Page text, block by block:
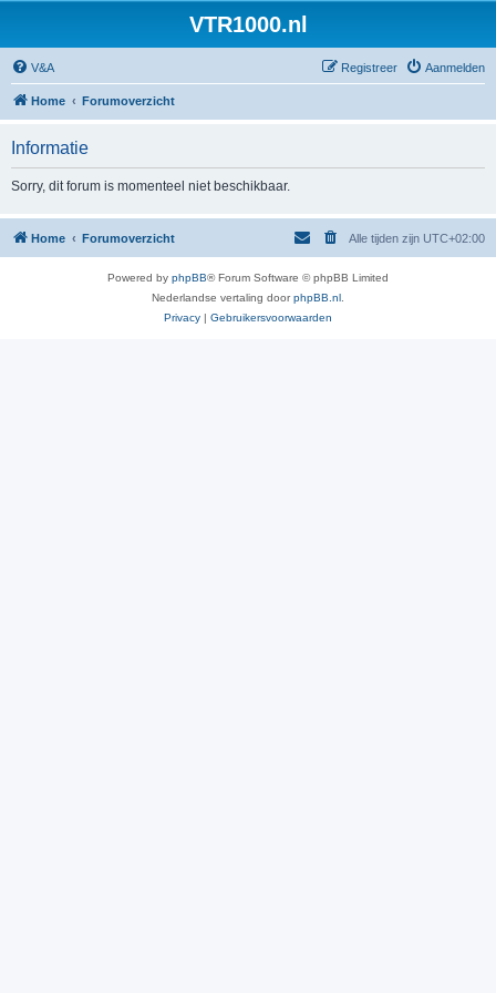
VTR1000.nl
V&A Aanmelden
Registreer
Home Forumoverzicht
Informatie
Sorry, dit forum is momenteel niet beschikbaar.
Home Forumoverzicht Alle tijden zijn UTC+02:00
Powered by phpBB® Forum Software © phpBB Limited
Nederlandse vertaling doorphpBB.nl
Privacy | Gebruikersvoorwaarden